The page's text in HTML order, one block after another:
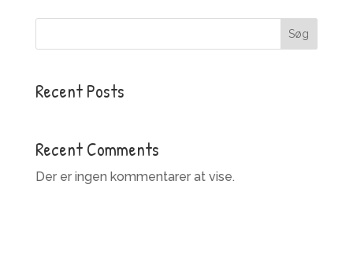
Søg
Recent Posts
Recent Comments
Der er ingen kommentarer at vise.